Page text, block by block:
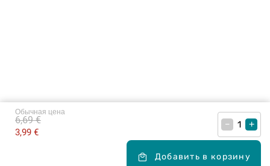
Обычная цена
3,99 €
6,69 € – +
Добавить в корзину